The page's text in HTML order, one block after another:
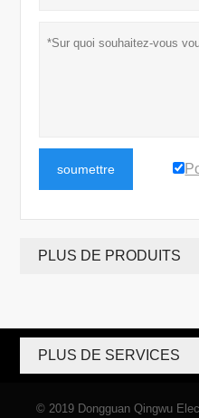
soumettre
PLUS DE PRODUITS
PLUS DE SERVICES
© 2019 Dongguan Qingwu